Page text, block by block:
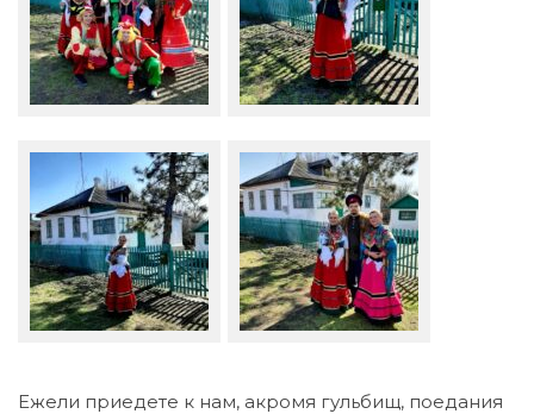
Ежели приедете к нам, акромя гульбищ, поедания